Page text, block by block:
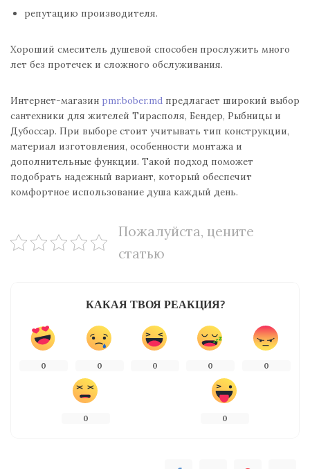
репутацию производителя.
Хороший смеситель душевой способен прослужить много
лет без протечек и сложного обслуживания.
Интернет-магазин pmr.bober.md предлагает широкий выбор
сантехники для жителей Тирасполя, Бендер, Рыбницы и
Дубоссар. При выборе стоит учитывать тип конструкции,
материал изготовления, особенности монтажа и
дополнительные функции. Такой подход поможет
подобрать надежный вариант, который обеспечит
комфортное использование душа каждый день.
Пожалуйста, цените
статью
КАКАЯ ТВОЯ РЕАКЦИЯ?
0 0 0 0 0
0 0